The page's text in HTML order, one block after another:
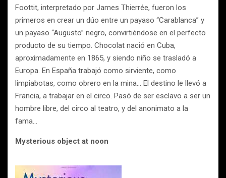
Foottit, interpretado por James Thierrée, fueron los
primeros en crear un dúo entre un payaso “Carablanca” y
un payaso “Augusto” negro, convirtiéndose en el perfecto
producto de su tiempo. Chocolat nació en Cuba,
aproximadamente en 1865, y siendo niño se trasladó a
Europa. En España trabajó como sirviente, como
limpiabotas, como obrero en la mina… El destino le llevó a
Francia, a trabajar en el circo. Pasó de ser esclavo a ser un
hombre libre, del circo al teatro, y del anonimato a la
fama…
Mysterious object at noon